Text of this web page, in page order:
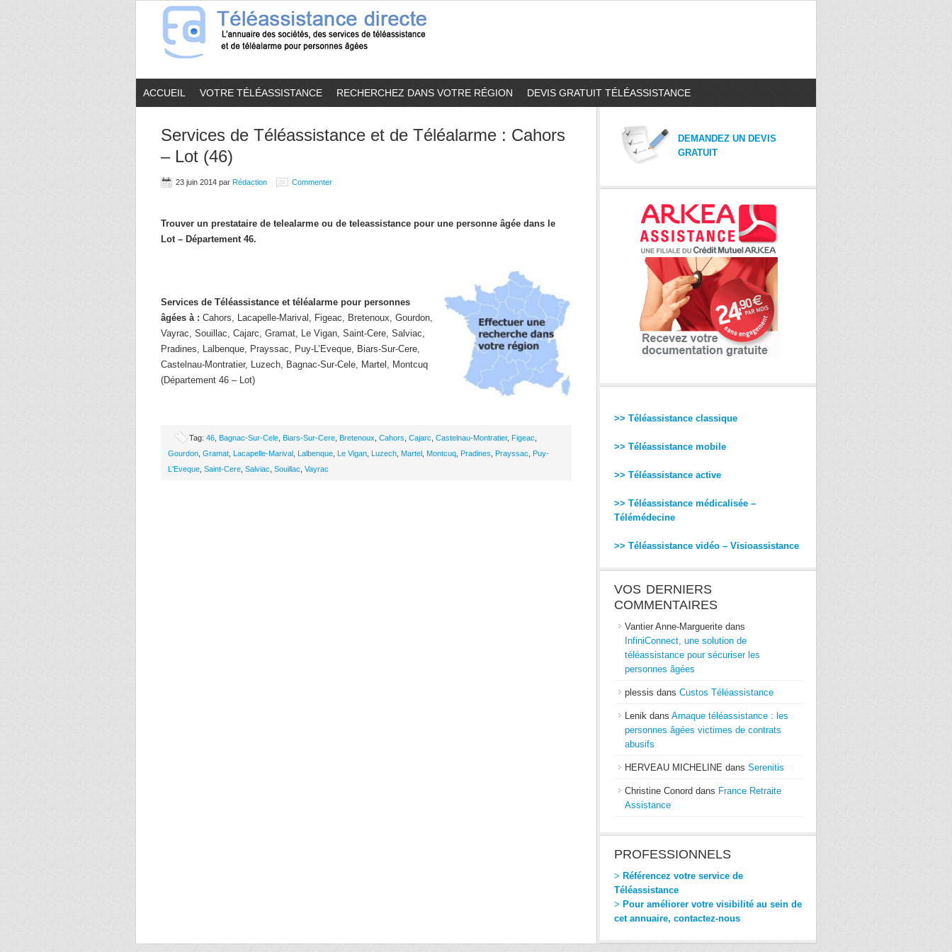
ACCUEIL VOTRE TÉLÉASSISTANCE RECHERCHEZ DANS VOTRE RÉGION DEVIS GRATUIT TÉLÉASSISTANCE
Services de Téléassistance et de Téléalarme : Cahors
– Lot (46)
23 juin 2014 par Rédaction Commenter
Trouver un prestataire de telealarme ou de teleassistance pour une personne âgée dans le
Lot – Département 46.
Services de Téléassistance et téléalarme pour personnes
âgées à : Cahors, Lacapelle-Marival, Figeac, Bretenoux, Gourdon,
Vayrac, Souillac, Cajarc, Gramat, Le Vigan, Saint-Cere, Salviac,
Pradines, Lalbenque, Prayssac, Puy-L’Eveque, Biars-Sur-Cere,
Castelnau-Montratier, Luzech, Bagnac-Sur-Cele, Martel, Montcuq
(Département 46 – Lot)
Tag: 46 Bagnac-Sur-Cele Biars-Sur-Cere Bretenoux Cahors Cajarc Castelnau-Montratier, Figeac
Gourdon Gramat Lacapelle-Marival Lalbenque Le Vigan Luzech Martel Montcuq Pradines Prayssac
Puy-
L'Eveque Saint-Cere Salviac Souillac Vayrac
DEMANDEZ UN DEVIS
GRATUIT
>> Téléassistance classique
>> Téléassistance mobile
>> Téléassistance active
>> Téléassistance médicalisée –
Télémédecine
>> Téléassistance vidéo – Visioassistance
VOS DERNIERS
COMMENTAIRES
Vantier Anne-Marguerite dans
InfiniConnect, une solution de
téléassistance pour sécuriser les
personnes âgées
plessis dans Custos Téléassistance
Lenik dans Arnaque téléassistance : les
personnes âgées victimes de contrats
abusifs
HERVEAU MICHELINE dans Serenitis
Christine Conord dans France Retraite
Assistance
PROFESSIONNELS
> Référencez votre service de
Téléassistance
> Pour améliorer votre visibilité au sein de
cet annuaire, contactez-nous